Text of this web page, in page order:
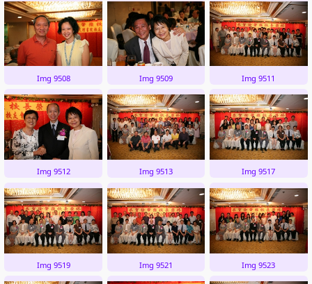
Img 9508 Img 9509 Img 9511
Img 9512 Img 9513 Img 9517
Img 9519 Img 9521 Img 9523